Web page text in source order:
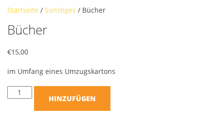
Startseite / Sonstiges / Bücher
Bücher
€15,00
im Umfang eines Umzugskartons
HINZUFÜGEN